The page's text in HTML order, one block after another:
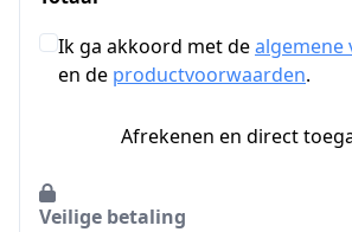
Ik ga akkoord met dealgemene
en de productvoorwaarden.
Afrekenen en direct
Veilige betaling